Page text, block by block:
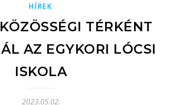
HÍREK
TÉRKÉNT
AZ EGYKORI LÓCSI
ISKOLA
2023.05.02.